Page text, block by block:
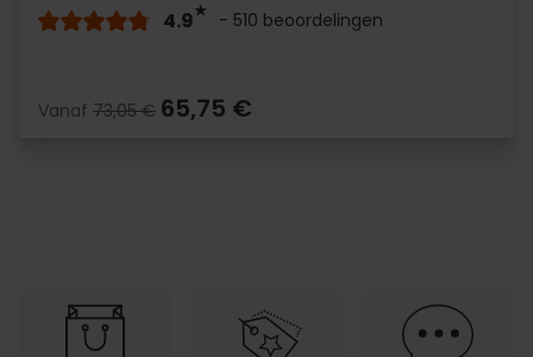
4.9 - 510 beoordelingen
Vanaf 73,05 € 65,75 €